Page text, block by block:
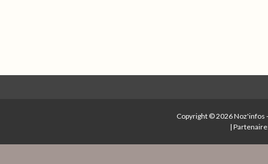
Copyright © 2026Noz'infos
|